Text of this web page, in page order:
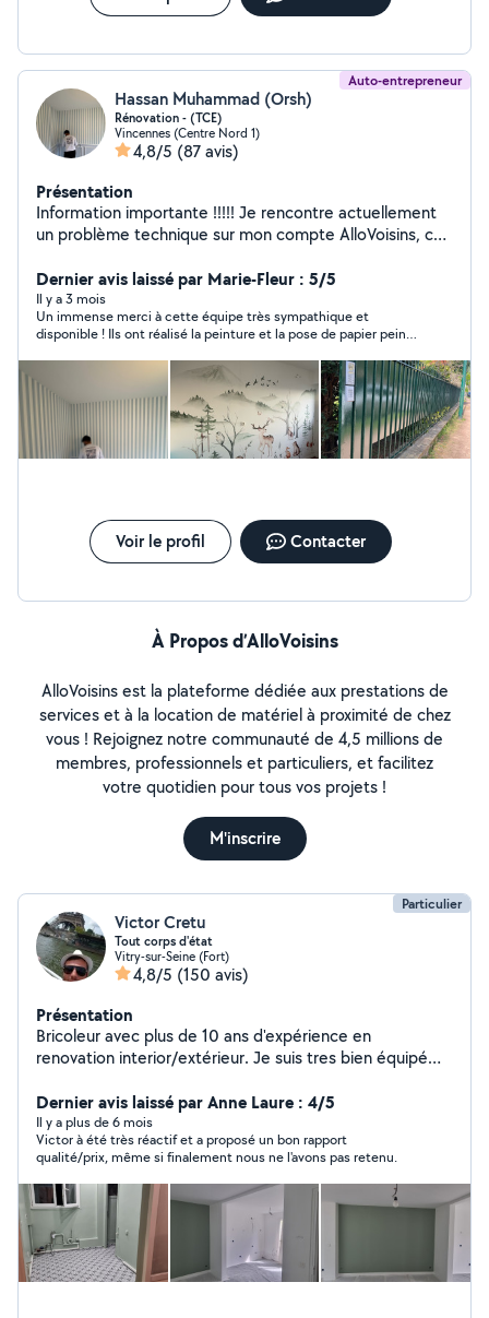
Auto-entrepreneur
Hassan Muhammad (Orsh)
Rénovation - (TCE)
Vincennes (Centre Nord 1)
4,8/5 (87 avis)
Présentation
Information importante !!!!! Je rencontre actuellement
un problème technique sur mon compte AlloVoisins, ce
votre demande est urgente, vous pouvez cliquer
directement sur le bouton « Appeler » de mon profil afin
de me joindre rapidement. Merci de votre
compréhension et à très bientôt. Hassan
Dernier avis laissé par Marie-Fleur : 5/5
Il y a 3 mois
Un immense merci à cette équipe très sympathique et
disponible ! Ils ont réalisé la peinture et la pose de papier peint
rendu très propre. Je les recommande les yeux fermés pour
leur sérieux et leur sympathie.
Voir le profil Contacter
À Propos d’AlloVoisins
AlloVoisins est la plateforme dédiée aux prestations de
services et à la location de matériel à proximité de chez
vous ! Rejoignez notre communauté de 4,5 millions de
membres, professionnels et particuliers, et facilitez
votre quotidien pour tous vos projets !
M'inscrire
Particulier
Victor Cretu
Tout corps d'état
Vitry-sur-Seine (Fort)
4,8/5 (150 avis)
Présentation
Bricoleur avec plus de 10 ans d'expérience en
renovation interior/extérieur. Je suis tres bien équipé
travaux possible. Je suis disponible tout les jours sauf le
dimanche
Dernier avis laissé par Anne Laure : 4/5
Il y a plus de 6 mois
Victor à été très réactif et a proposé un bon rapport
qualité/prix, même si finalement nous ne l'avons pas retenu.